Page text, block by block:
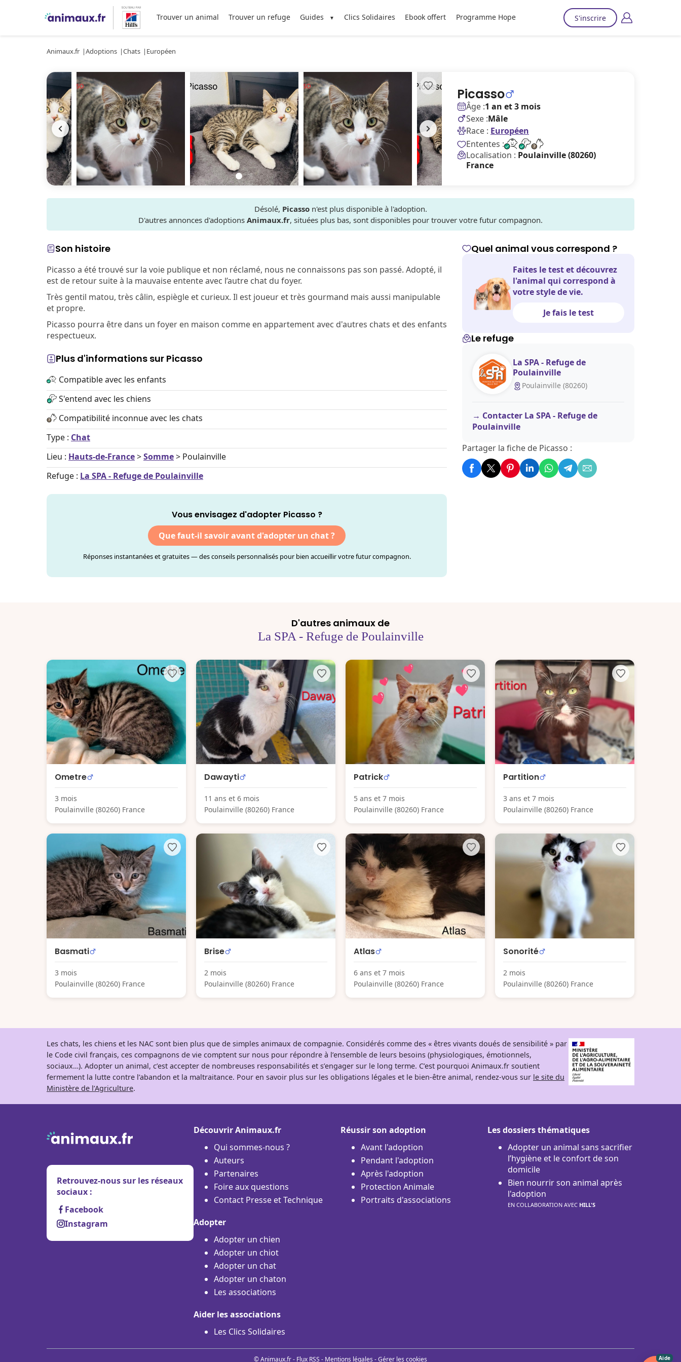
Trouver un animal Trouver un refuge Guides Clics Solidaires Ebook offert Programme Hope S'inscrire
Animaux.fr Adoptions Chats Européen
Picasso
Âge :1 an et 3 mois
Sexe :Mâle
Race : Européen
Ententes :
Localisation : Poulainville (80260)
France
Désolé, Picasson'est plus disponible à l'adoption.
D'autres annonces d'adoptions Animaux.fr, situées plus bas, sont disponibles pour trouver votre futur compagnon.
Son histoire
Picasso a été trouvé sur la voie publique et non réclamé, nous ne connaissons pas son passé. Adopté, il
est de retour suite à la mauvaise entente avec l’autre chat du foyer.
Très gentil matou, très câlin, espiègle et curieux. Il est joueur et très gourmand mais aussi manipulable
et propre.
Picasso pourra être dans un foyer en maison comme en appartement avec d'autres chats et des enfants
respectueux.
Plus d'informations sur Picasso
Compatible avec les enfants
S'entend avec les chiens
Compatibilité inconnue avec les chats
Type : Chat
Lieu : Hauts-de-France>Somme> Poulainville
Refuge : La SPA - Refuge de Poulainville
Vous envisagez d'adopter Picasso ?
Que faut-il savoir avant d'adopter un chat ?
Réponses instantanées et gratuites — des conseils personnalisés pour bien accueillir votre futur compagnon.
Quel animal vous correspond ?
Faites le test et découvrez
l'animal qui correspond à
votre style de vie.
Je fais le test
Le refuge
La SPA - Refuge de
Poulainville
Poulainville (80260)
Contacter La SPA - Refuge de
Poulainville
Partager la fiche de Picasso :
D'autres animaux de
La SPA - Refuge de Poulainville
Ometre
3 mois
Poulainville (80260) France
Dawayti
11 ans et 6 mois
Poulainville (80260) France
Patrick
5 ans et 7 mois
Poulainville (80260) France
Partition
3 ans et 7 mois
Poulainville (80260) France
Basmati
3 mois
Poulainville (80260) France
Brise
2 mois
Poulainville (80260) France
Atlas
6 ans et 7 mois
Poulainville (80260) France
Sonorité
2 mois
Poulainville (80260) France
Les chats, les chiens et les NAC sont bien plus que de simples animaux de compagnie. Considérés comme des « êtres vivants doués de sensibilité » par
le Code civil français, ces compagnons de vie comptent sur nous pour répondre à l’ensemble de leurs besoins (physiologiques, émotionnels,
sociaux…). Adopter un animal, c’est accepter de nombreuses responsabilités et s’engager sur le long terme. C’est pourquoi Animaux.fr soutient
fermement la lutte contre l’abandon et la maltraitance. Pour en savoir plus sur les obligations légales et le bien-être animal, rendez-vous sur le site du
Ministère de l’Agriculture.
Retrouvez-nous sur les réseaux
sociaux :
Facebook
Instagram
Découvrir Animaux.fr
Qui sommes-nous ?
Auteurs
Partenaires
Foire aux questions
Contact Presse et Technique
Adopter
Adopter un chien
Adopter un chiot
Adopter un chat
Adopter un chaton
Les associations
Aider les associations
Les Clics Solidaires
Réussir son adoption
Avant l'adoption
Pendant l'adoption
Après l'adoption
Protection Animale
Portraits d'associations
Les dossiers thématiques
Adopter un animal sans sacrifier
l’hygiène et le confort de son
domicile
Bien nourrir son animal après
l'adoption
EN COLLABORATION AVEC HILL'S
© Animaux.fr - Flux RSS - Mentions légales -Gérer les cookies Aide